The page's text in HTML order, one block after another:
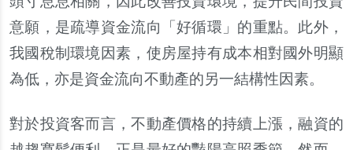
意願，是疏導資金流向「好循環」的重點。此外，
我國稅制環境因素，使房屋持有成本相對國外明顯
為低，亦是資金流向不動產的另一結構性因素。
對於投資客而言，不動產價格的持續上漲，融資的